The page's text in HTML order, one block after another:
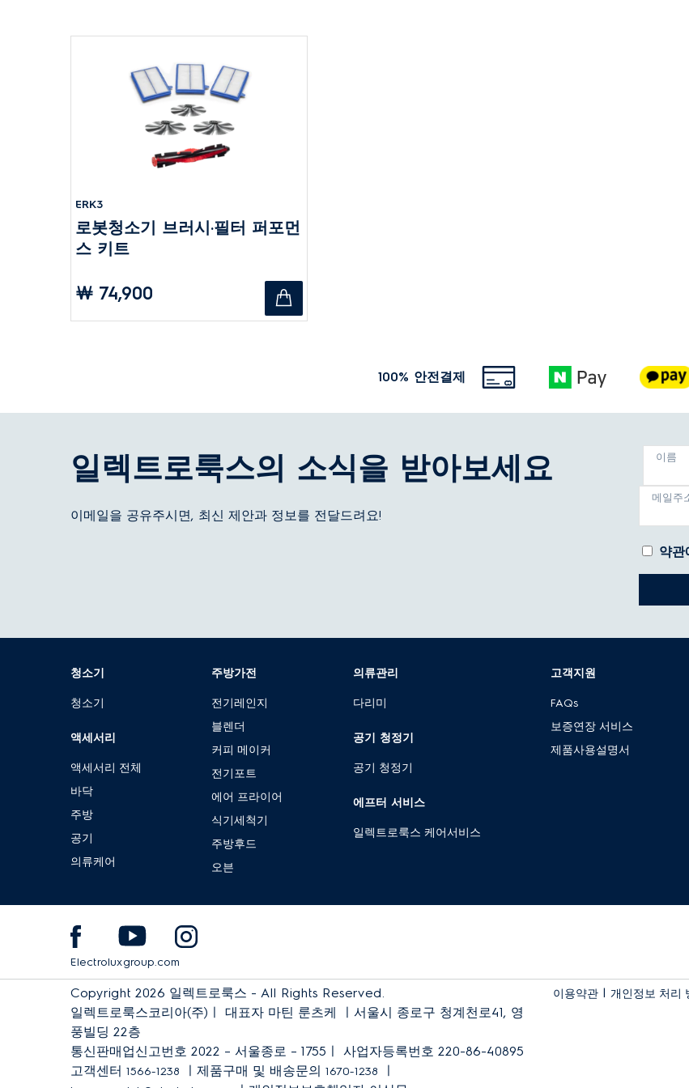
ERK3
로봇청소기 브러시·필터 퍼포먼
스 키트
￦ 74,900
100% 안전결제
일렉트로룩스의 소식을 받아보세요
이메일을 공유주시면, 최신 제안과 정보를 전달드려요!
이름
메일주
약관
청소기
청소기
액세서리
액세서리 전체
바닥
주방
공기
의류케어
주방가전
전기레인지
블렌더
커피 메이커
전기포트
에어 프라이어
식기세척기
주방후드
오븐
의류관리
다리미
공기 청정기
공기 청정기
에프터 서비스
일렉트로룩스 케어서비스
고객지원
FAQs
보증연장 서비스
제품사용설명서
Electroluxgroup.com
Copyright 2026 일렉트로룩스 - All Rights Reserved.
일렉트로룩스코리아(주)ㅣ 대표자 마틴 룬츠케 ㅣ서울시 종로구 청계천로41, 영
풍빌딩 22층
통신판매업신고번호 2022 – 서울종로 – 1755 ㅣ 사업자등록번호 220-86-40895
고객센터 1566-1238 ㅣ제품구매 및 배송문의 1670-1238 ㅣ
이용약관 | 개인정보 처리